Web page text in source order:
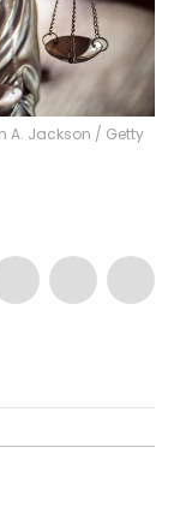
A. Jackson / Getty